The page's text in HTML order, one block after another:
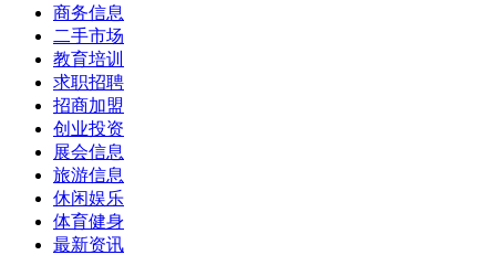
商务信息
二手市场
教育培训
求职招聘
招商加盟
创业投资
展会信息
旅游信息
休闲娱乐
体育健身
最新资讯